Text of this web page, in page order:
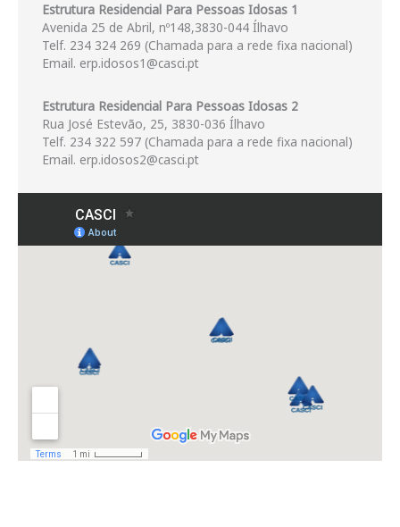
Estrutura Residencial Para Pessoas Idosas 1
Avenida 25 de Abril, nº148,3830-044 Ílhavo
Telf. 234 324 269 (Chamada para a rede fixa nacional)
Email. erp.idosos1@casci.pt
Estrutura Residencial Para Pessoas Idosas 2
Rua José Estevão, 25, 3830-036 Ílhavo
Telf. 234 322 597 (Chamada para a rede fixa nacional)
Email. erp.idosos2@casci.pt